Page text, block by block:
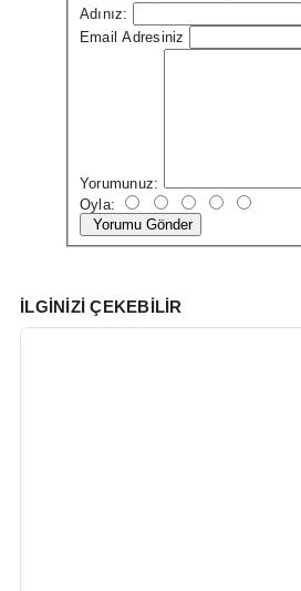
Adınız:
Email Adresiniz
Yorumunuz:
Oyla:
Yorumu Gönder
İLGINIZI ÇEKEBILIR